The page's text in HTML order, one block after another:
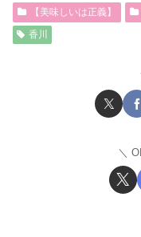
【美味しいは正義】
香川